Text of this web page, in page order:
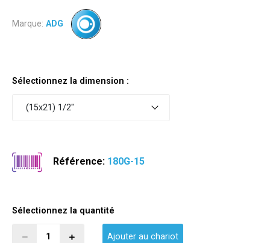
Marque: ADG
Sélectionnez la dimension :
(15x21) 1/2"
Référence: 180G-15
Sélectionnez la quantité
Ajouter au chariot